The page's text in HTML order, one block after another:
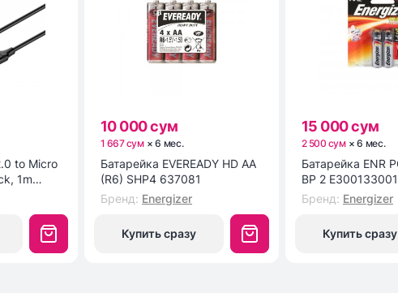
to Micro
1m
10 000 сум
1 667 сум ×6 мес.
Батарейка EVEREADY HD AA
(R6) SHP4 637081
Бренд: Energizer
Купить сразу
15 000 сум
2 500 сум ×6 мес.
Батарейка ENR POWER E91
BP 2 E300133001
Бренд: Energizer
Купить сразу